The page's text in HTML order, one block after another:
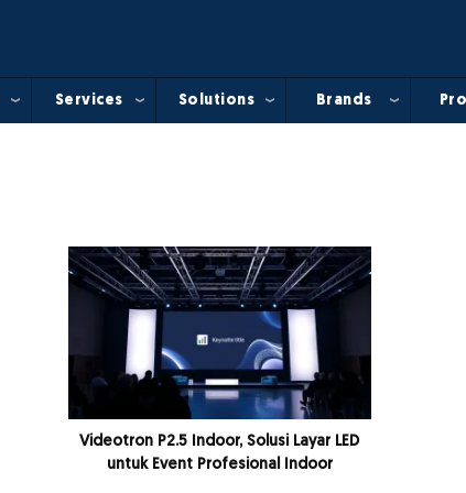
Services Solutions Brands
Videotron P2.5 Indoor, Solusi Layar LED
untuk Event Profesional Indoor